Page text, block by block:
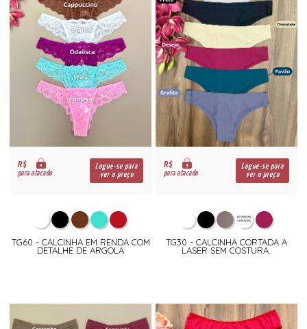
R$
para atacado
Logue-se para
ver o preço
TG60 - CALCINHA EM RENDA COM
DETALHE DE ARGOLA
R$
para atacado
Logue-se para
ver o preço
TG30 - CALCINHA CORTADA A
LASER SEM COSTURA.